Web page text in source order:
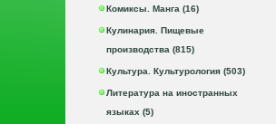
Комиксы. Манга (16)
Кулинария. Пищевые
производства (815)
Культура. Культурология (503)
Литература на иностранных
языках (5)